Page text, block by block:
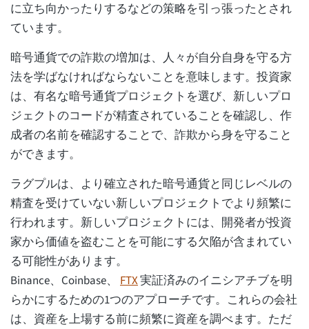
に立ち向かったりするなどの策略を引っ張ったとされ
ています。
暗号通貨での詐欺の増加は、人々が自分自身を守る方
法を学ばなければならないことを意味します。投資家
は、有名な暗号通貨プロジェクトを選び、新しいプロ
ジェクトのコードが精査されていることを確認し、作
成者の名前を確認することで、詐欺から身を守ること
ができます。
ラグプルは、より確立された暗号通貨と同じレベルの
精査を受けていない新しいプロジェクトでより頻繁に
行われます。新しいプロジェクトには、開発者が投資
家から価値を盗むことを可能にする欠陥が含まれてい
る可能性があります。
Binance、Coinbase、 FTX実証済みのイニシアチブを明
らかにするための1つのアプローチです。これらの会社
は、資産を上場する前に頻繁に資産を調べます。ただ